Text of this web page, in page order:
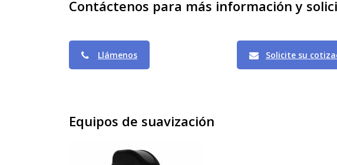
Contáctenos para más información y
Llámenos Solicite su
Equipos de suavización